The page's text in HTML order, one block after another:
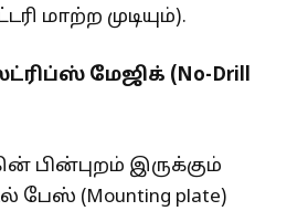
மாற்ற முடியும்).
மேஜிக் (No-Drill
பின்புறம் இருக்கும்
(Mounting plate)